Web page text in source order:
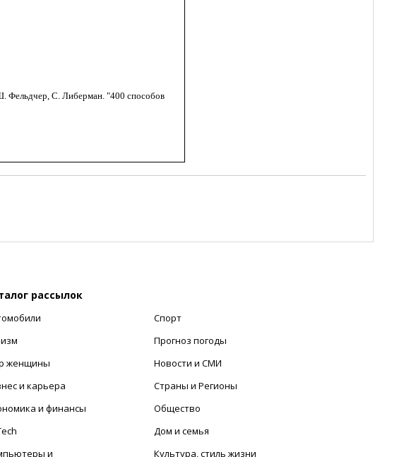
Фельдчер, С. Либерман. "400 способов
рассылок
женщины
и карьера
и финансы
и
Спорт
Прогноз погоды
Новости и СМИ
Страны и Регионы
Общество
Дом и семья
Культура, стиль жизни